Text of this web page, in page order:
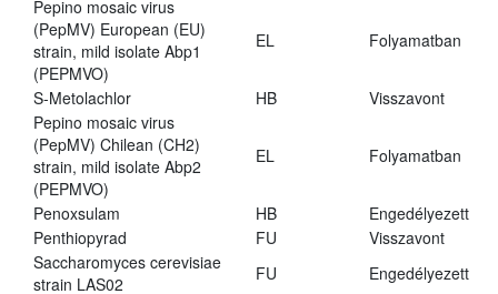
Pepino mosaic virus
(PepMV) European (EU)
strain, mild isolate Abp1
(PEPMVO)
EL Folyamatban
S-Metolachlor HB
Visszavont
Pepino mosaic virus
(PepMV) Chilean (CH2)
strain, mild isolate Abp2
(PEPMVO)
EL Folyamatban
Penoxsulam HB
Engedélyezett
Penthiopyrad
FU
Visszavont
Saccharomyces cerevisiae
strain LAS02
FU
Engedélyezett